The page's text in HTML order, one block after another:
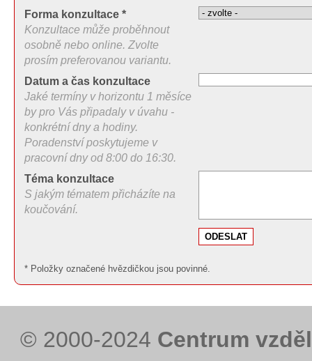
Forma konzultace *
Konzultace může proběhnout
osobně nebo online. Zvolte
prosím preferovanou variantu.
Datum a čas konzultace
Jaké termíny v horizontu 1 měsíce
by pro Vás připadaly v úvahu -
konkrétní dny a hodiny.
Poradenství poskytujeme v
pracovní dny od 8:00 do 16:30.
Téma konzultace
S jakým tématem přicházíte na
koučování.
* Položky označené hvězdičkou jsou povinné.
© 2000-2024 Centrum